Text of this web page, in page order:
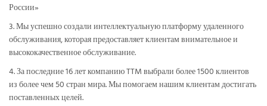
России»
3. Мы успешно создали интеллектуальную платформу удаленного
обслуживания, которая предоставляет клиентам внимательное и
высококачественное обслуживание.
4. За последние 16 лет компанию TTM выбрали более 1500 клиентов
из более чем 50 стран мира. Мы помогаем нашим клиентам достигать
поставленных целей.